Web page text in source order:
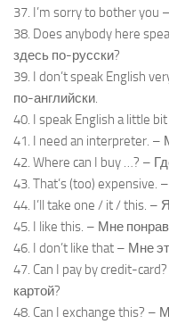
37. I’m sorry to bother you
38. Does anybody here
здесь по-русски?
39. I don’t speak English
по-английски.
40. I speak English a little
41. I need an interpreter.
42. Where can I buy …? –
43. That’s (too)
44. I’ll take one / it / this. –
45. I like this. – Мне
46. I don’t like that – Мне
47. Can I pay by credit-
картой?
48. Can I exchange this? –